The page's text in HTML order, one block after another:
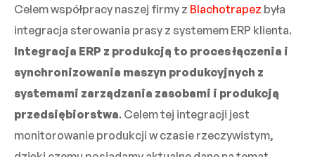
Celem współpracy naszej firmy z Blachotrapez była
integracja sterowania prasy z systemem ERP klienta.
Integracja ERP z produkcją to proces łączenia i
synchronizowania maszyn produkcyjnych z
systemami zarządzania zasobami i produkcją
przedsiębiorstwa. Celem tej integracji jest
monitorowanie produkcji w czasie rzeczywistym,